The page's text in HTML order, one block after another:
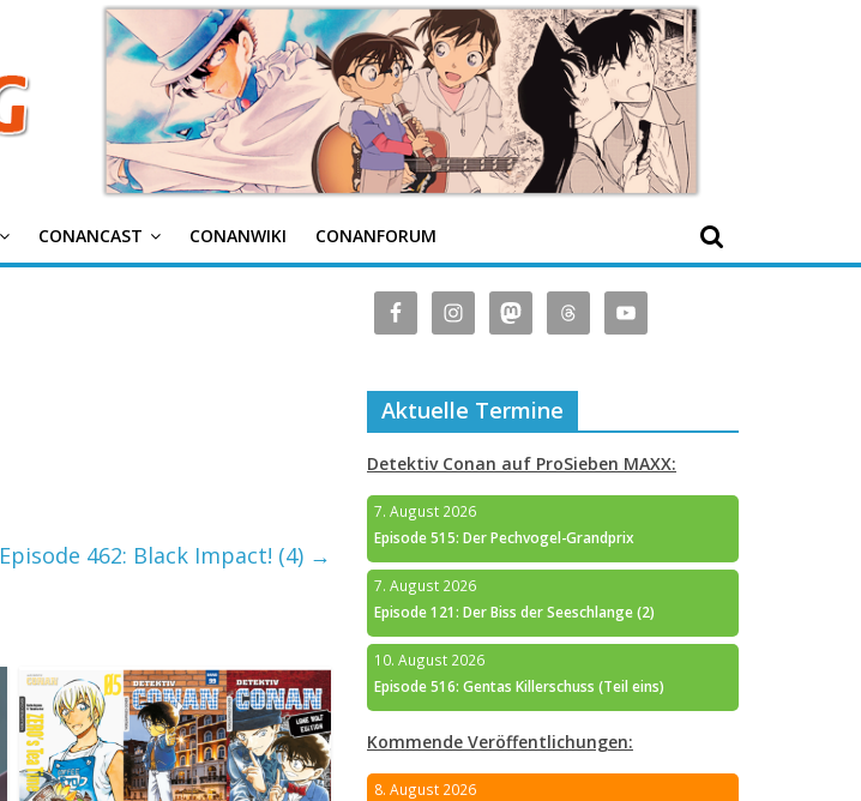
CONANCAST CONANWIKI CONANFORUM
Episode 462: Black Impact! (4) →
Aktuelle Termine
Detektiv Conan auf ProSieben MAXX:
7. August 2026
Episode 515: Der Pechvogel-Grandprix
7. August 2026
Episode 121: Der Biss der Seeschlange (2)
10. August 2026
Episode 516: Gentas Killerschuss (Teil eins)
Kommende Veröffentlichungen:
8. August 2026